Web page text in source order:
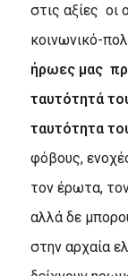
στις αξίες οι
κοινωνικό-
ήρωες μας
ταυτότητά
ταυτότητα
φόβους,
τον έρωτα,
αλλά δε
στην αρχαία